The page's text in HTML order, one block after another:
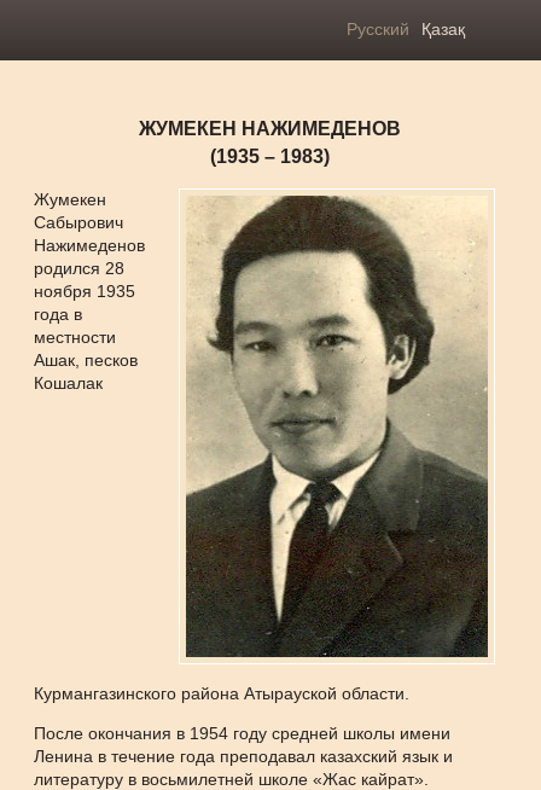
Русский Қазақ
ЖУМЕКЕН НАЖИМЕДЕНОВ
(1935 – 1983)
Жумекен
Сабырович
Нажимеденов
родился 28
ноября 1935
года в
местности
Ашак, песков
Кошалак
Курмангазинского района Атырауской области.
После окончания в 1954 году средней школы имени
Ленина в течение года преподавал казахский язык и
литературу в восьмилетней школе «Жас кайрат».